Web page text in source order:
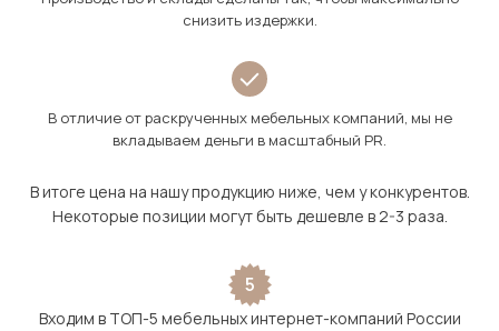
снизить издержки.
В отличие от раскрученных мебельных компаний, мы не
вкладываем деньги в масштабный PR.
В итоге цена на нашу продукцию ниже, чем у конкурентов.
Некоторые позиции могут быть дешевле в 2-3 раза.
5
Входим в ТОП-5 мебельных интернет-компаний России